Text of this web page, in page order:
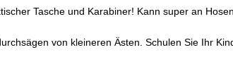
Tasche und Karabiner! Kann super an
von kleineren Ästen. Schulen Sie Ihr